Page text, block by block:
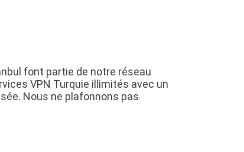
font partie de notre réseau
VPN Turquie illimités avec un
Nous ne plafonnons pas